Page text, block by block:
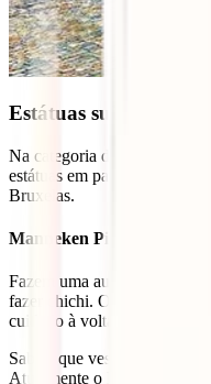
Estátuas sui generis
Na categoria das estátuas
estátuas em particular,
Bruxelas.
Manneken Pis
Fazem uma autêntica
fazer chichi. O Manneken
cuidado à volta desta estátua
Sabias que vestem a
Atualmente o Manneken Pis